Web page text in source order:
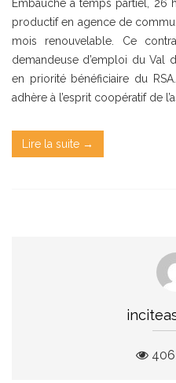
Embauche à temps partiel, 26
productif en agence de
mois renouvelable. Ce
demandeuse d’emploi du Val
en priorité bénéficiaire du
adhère à l’esprit coopératif de
Lire la suite →